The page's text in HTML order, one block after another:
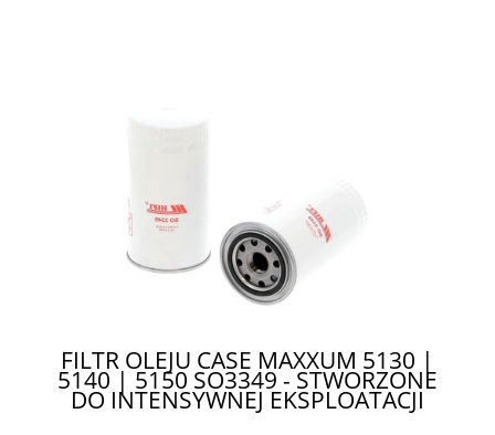
FILTR OLEJU CASE MAXXUM 5130 |
5140 | 5150 SO3349 - STWORZONE
DO INTENSYWNEJ EKSPLOATACJI